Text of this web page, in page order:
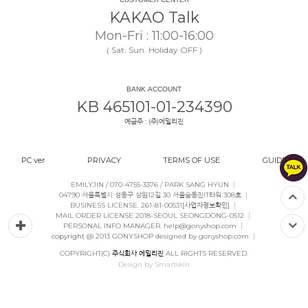
KAKAO Talk
Mon-Fri : 11:00-16:00
( Sat. Sun. Holiday OFF )
BANK ACCOUNT
KB 465101-01-234390
예금주 : (주)에밀리진
PC ver PRIVACY TERMS OF USE GUIDE
EMILYJIN / 070-4755-3376 / PARK SANG HYUN |
04790 서울특별시 성동구 상원12길 30 서울숲동진IT타워 308호 |
BUSINESS LICENSE. 261-81-00531[사업자정보확인] |
MAIL ORDER LICENSE 2018-SEOUL SEONGDONG-0512 |
PERSONAL INFO MANAGER. help@gonyshop.com |
copyright@ 2013 GONYSHOP designed by gonyshop.com |
COPYRIGHT(C) 주식회사 에밀리진 ALL RIGHTS RESERVED.